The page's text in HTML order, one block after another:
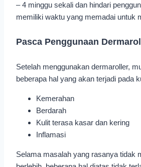
– 4 minggu sekali dan hindari
memiliki waktu yang memadai untuk
Pasca Penggunaan
Setelah menggunakan dermaroller,
beberapa hal yang akan terjadi pada
Kemerahan
Berdarah
Kulit terasa kasar dan kering
Inflamasi
Selama masalah yang rasanya tidak